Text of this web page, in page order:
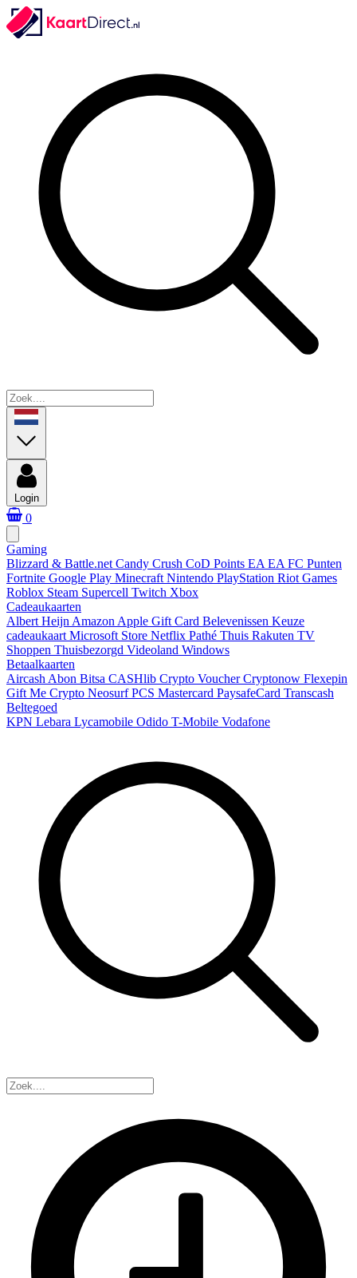
Login
0
Gaming
Blizzard & Battle.net Candy Crush CoD Points EA EA FC Punten
Fortnite Google Play Minecraft Nintendo PlayStation Riot Games
Roblox Steam Supercell Twitch Xbox
Cadeaukaarten
Albert Heijn Amazon Apple Gift Card Belevenissen Keuze
cadeaukaart Microsoft Store Netflix Pathé Thuis Rakuten TV
Shoppen Thuisbezorgd Videoland Windows
Betaalkaarten
Aircash Abon Bitsa CASHlib Crypto VoucherCryptonow Flexepin
Gift Me Crypto NeosurfPCS Mastercard PaysafeCard Transcash
Beltegoed
KPN Lebara Lycamobile Odido T-Mobile Vodafone